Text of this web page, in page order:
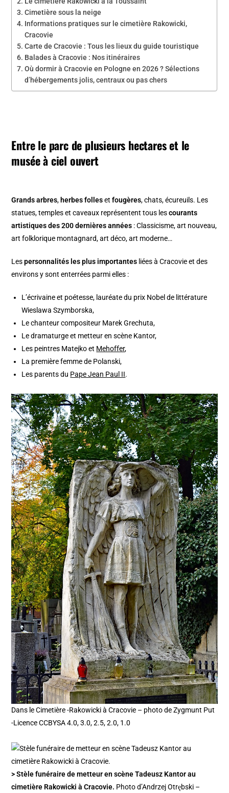
Cimetière sous la neige
Informations pratiques sur le cimetière Rakowicki,
Cracovie
Carte de Cracovie : Tous les lieux du guide touristique
Balades à Cracovie : Nos itinéraires
Où dormir à Cracovie en Pologne en 2026 ? Sélections
d’hébergements jolis, centraux ou pas chers
Entre le parc de plusieurs hectares et le
musée à ciel ouvert
Grands arbres, herbes follesetfougères, chats, écureuils. Les
statues, temples et caveaux représentent tous lescourants
artistiques des 200 dernières années : Classicisme, art nouveau,
art folklorique montagnard, art déco, art moderne…
Lespersonnalités les plus importantes liées à Cracovie et des
environs y sont enterrées parmi elles :
L’écrivaine et poétesse, lauréate du prix Nobel de littérature
Wieslawa Szymborska,
Le chanteur compositeur Marek Grechuta,
Le dramaturge et metteur en scène Kantor,
Les peintres Matejko et Mehoffer,
La première femme de Polanski,
Les parents du Pape Jean Paul II.
Dans le Cimetière -Rakowicki à Cracovie – photo de Zygmunt Put
-Licence CCBYSA 4.0, 3.0, 2.5, 2.0, 1.0
> Stèle funéraire de metteur en scène Tadeusz Kantor au
cimetière Rakowicki à Cracovie. Photo d’Andrzej Otrębski –